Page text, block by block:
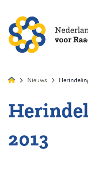
Home
Agenda
Nieuws
2013